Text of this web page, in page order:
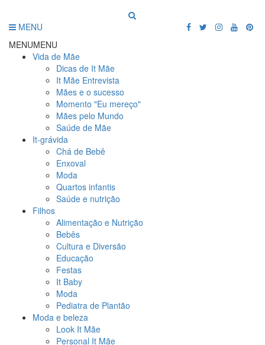
MENU
MENUMENU
Vida de Mãe
Dicas de It Mãe
It Mãe Entrevista
Mães e o sucesso
Momento "Eu mereço"
Mães pelo Mundo
Saúde de Mãe
It-grávida
Chá de Bebê
Enxoval
Moda
Quartos infantis
Saúde e nutrição
Filhos
Alimentação e Nutrição
Bebês
Cultura e Diversão
Educação
Festas
It Baby
Moda
Pediatra de Plantão
Moda e beleza
Look It Mãe
Personal It Mãe